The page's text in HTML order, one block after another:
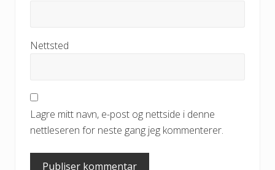
Nettsted
Lagre mitt navn, e-post og nettside i denne
nettleseren for neste gang jeg kommenterer.